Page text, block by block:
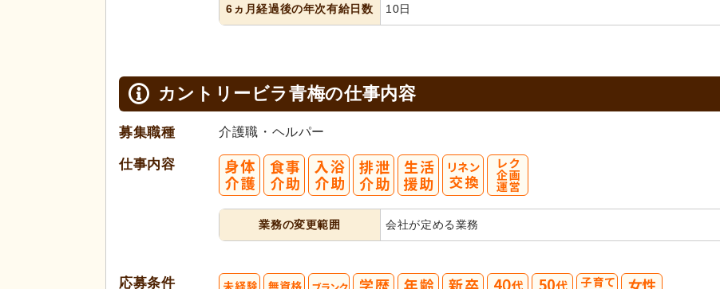
6ヵ月経過後の年次有給日数 10日
カントリービラ青梅の仕事内容
募集職種 介護職・ヘルパー
仕事内容
業務の変更範囲 会社が定める業務
応募条件